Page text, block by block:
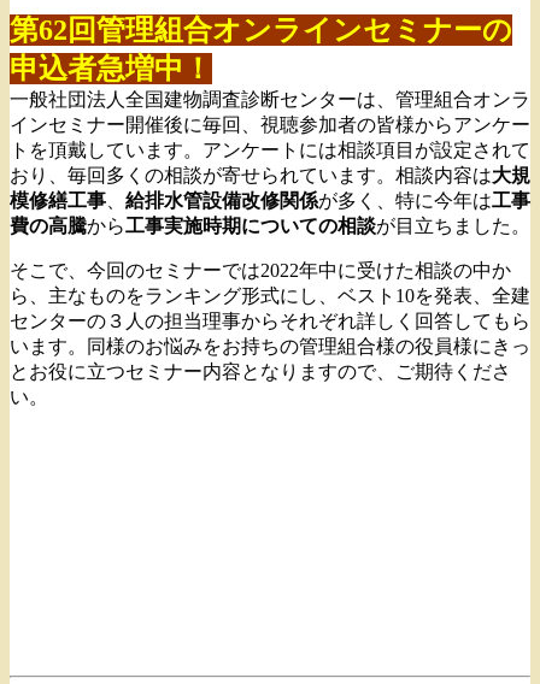
第62回管理組合オンラインセミナーの
申込者急増中！
一般社団法人全国建物調査診断センターは、管理組合オンラ
インセミナー開催後に毎回、視聴参加者の皆様からアンケー
トを頂戴しています。アンケートには相談項目が設定されて
おり、毎回多くの相談が寄せられています。相談内容は大規
模修繕工事
給排水管設備改修関係が多く、特に今年は工事
費の高騰から工事実施時期についての相談が目立ちました。
そこで、今回のセミナーでは2022年中に受けた相談の中か
ら、主なものをランキング形式にし、ベスト10を発表、全建
センターの３人の担当理事からそれぞれ詳しく回答してもら
います。同様のお悩みをお持ちの管理組合様の役員様にきっ
とお役に立つセミナー内容となりますので、ご期待くださ
い。